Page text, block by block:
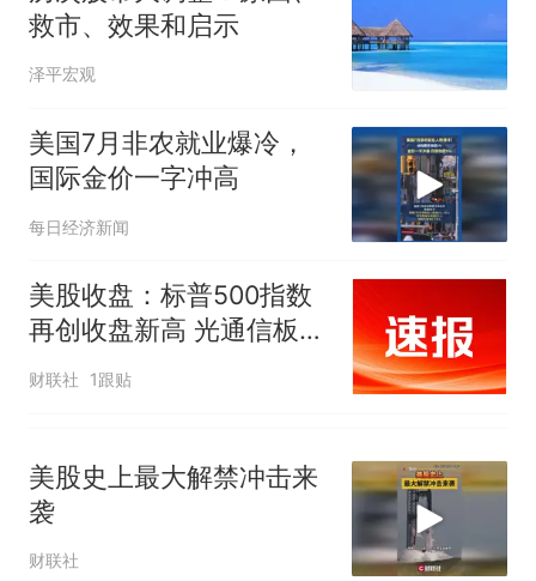
核查
台风"白海豚"中心附近最大风
力已达15级 最新研判
享界G9车型预售价公布：
热 那个在床头放菜刀的女孩，
因老师一句“跟我回家”改写了
人生
救市、效果和启示
泽平宏观
美国7月非农就业爆冷，
国际金价一字冲高
每日经济新闻
美股收盘：标普500指数
再创收盘新高 光通信板块
大涨
财联社 1跟贴
美股史上最大解禁冲击来
袭
财联社